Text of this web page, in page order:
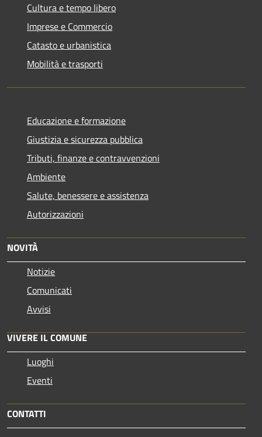
Cultura e tempo libero
Imprese e Commercio
Catasto e urbanistica
Mobilità e trasporti
Educazione e formazione
Giustizia e sicurezza pubblica
Tributi, finanze e contravvenzioni
Ambiente
Salute, benessere e assistenza
Autorizzazioni
NOVITÀ
Notizie
Comunicati
Avvisi
VIVERE IL COMUNE
Luoghi
Eventi
CONTATTI